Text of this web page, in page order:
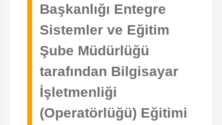
Başkanlığı Entegre
Sistemler ve Eğitim
Şube Müdürlüğü
tarafından Bilgisayar
İşletmenliği
(Operatörlüğü) Eğitimi